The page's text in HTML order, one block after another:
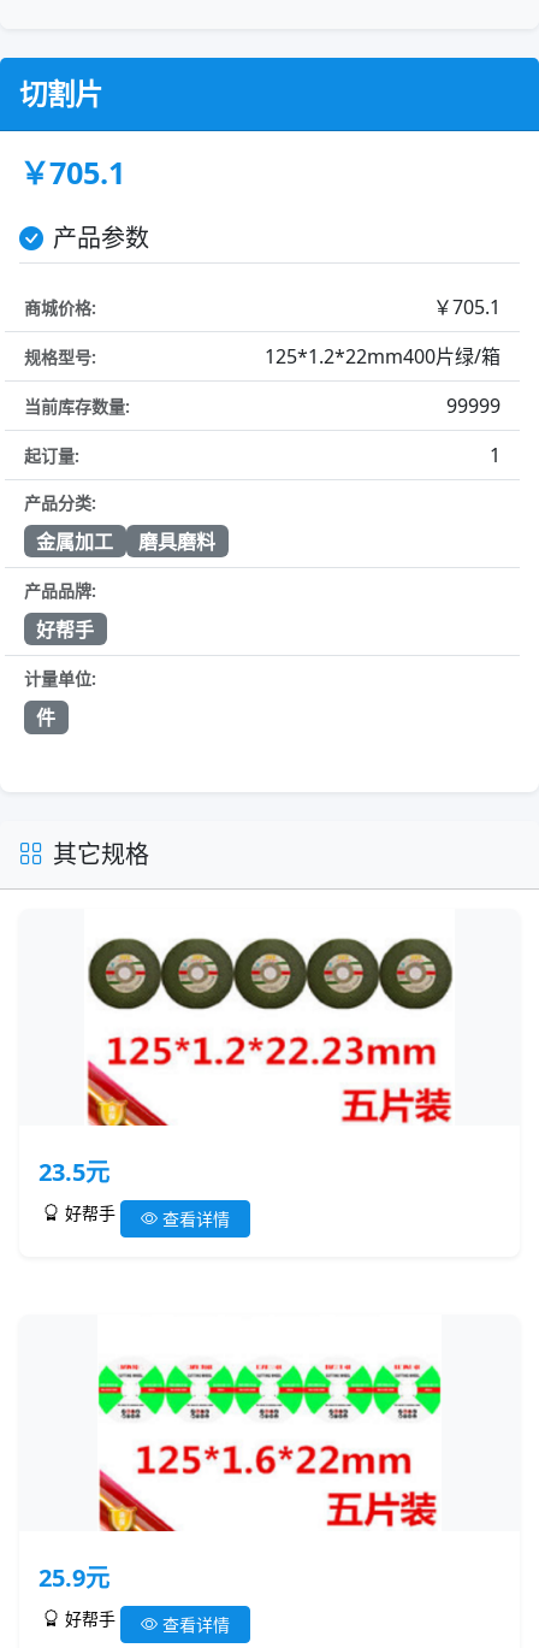
切割片
￥705.1
产品参数
商城价格: ￥705.1
规格型号: 125*1.2*22mm400片绿/箱
当前库存数量: 99999
起订量: 1
产品分类:
金属加工 磨具磨料
产品品牌:
好帮手
计量单位:
件
其它规格
23.5元
好帮手 查看详情
25.9元
好帮手 查看详情